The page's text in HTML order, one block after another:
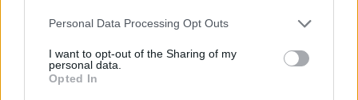
Personal Data Processing Opt Outs
I want to opt-out of the Sharing of my
personal data.
Opted In
Infortunato 0 - 0%
Inutilizzato